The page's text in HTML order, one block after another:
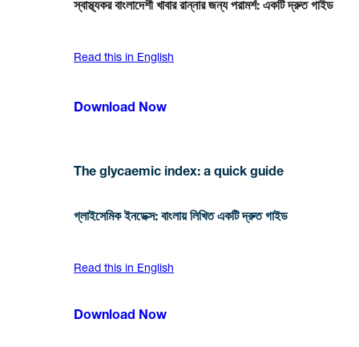
স্বাস্থ্যকর বাংলাদেশী খাবার রান্নার জন্য পরামর্শ: একটি দ্রুত গাইড
Read this in English
Download Now
The glycaemic index: a quick guide
গ্লাইসেমিক ইনডেক্স: বাংলায় লিখিত একটি দ্রুত গাইড
Read this in English
Download Now